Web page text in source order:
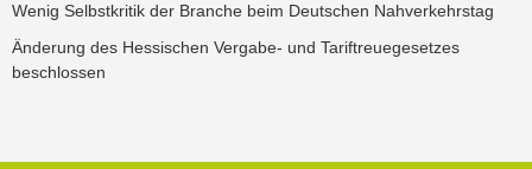
Wenig Selbstkritik der Branche beim Deutschen Nahverkehrstag
Änderung des Hessischen Vergabe- und Tariftreuegesetzes
beschlossen